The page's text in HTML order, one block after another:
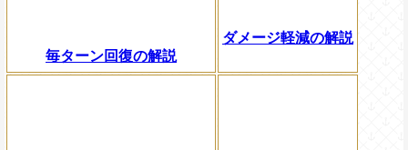
毎ターン回復の解説
ダメージ軽減の解説